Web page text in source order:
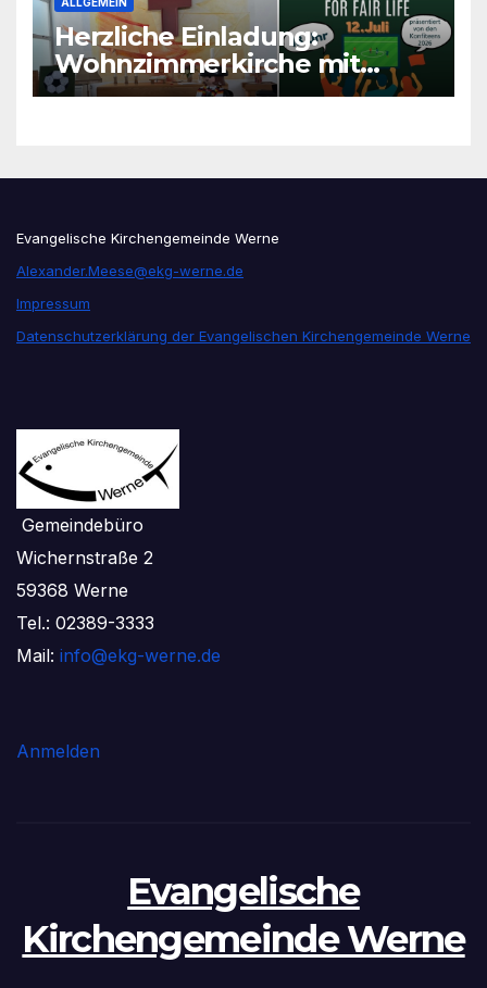
Herzliche Einladung:
Wohnzimmerkirche mit
unseren Konfis
Evangelische Kirchengemeinde Werne
Alexander.Meese@ekg-werne.de
Impressum
Datenschutzerklärung der Evangelischen Kirchengemeinde Werne
Gemeindebüro
Wichernstraße 2
59368 Werne
Tel.: 02389-3333
Mail: info@ekg-werne.de
Anmelden
Evangelische
Kirchengemeinde Werne